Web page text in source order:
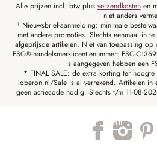
Alle prijzen incl. btw plus verzendkostenen
niet anders
¹ Nieuwsbrief-aanmelding: minimale
met andere promoties. Slechts eenmaal in
afgeprijsde artikelen. Niet van toepassing op
FSC®-handelsmerklicentienummer: FSC-
is aangegeven hebben een
* FINAL SALE: de extra korting ter
loberon.nl/Sale is al verrekend. Artikelen in
geen actiecode nodig. Slechts t/m 11-08-